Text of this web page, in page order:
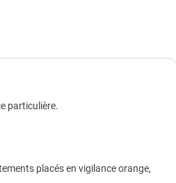
chaudes.
endroit frais ou climatisé deux à
barrière.
particulière.
placés en vigilance orange,